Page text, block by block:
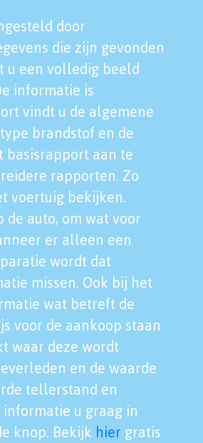
door
die zijn gevonden
u een volledig beeld
informatie is
vindt u de algemene
brandstof en de
basisrapport aan te
rapporten. Zo
voertuig bekijken.
auto, om wat voor
er alleen een
wordt dat
missen. Ook bij het
wat betreft de
voor de aankoop staan
waar deze wordt
en de waarde
tellerstand en
u graag in
knop. Bekijk hier gratis